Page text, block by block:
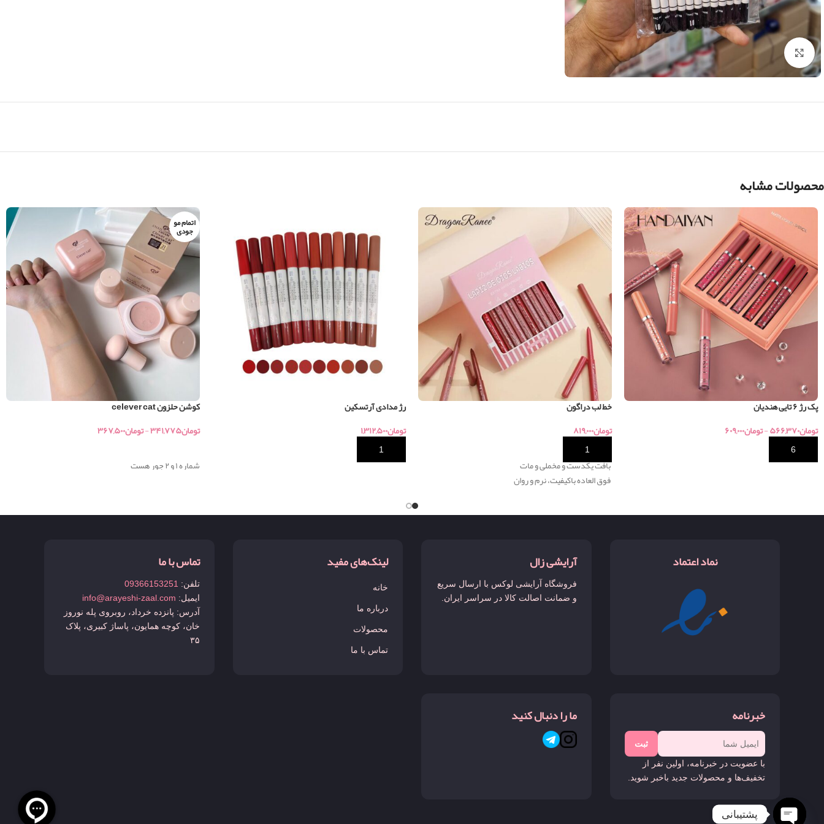
بزرگنمایی تصویر
محصولات مشابه
پک رژ ۶ تایی هندیان
تومان۵۶۶,۳۷۰-تومان۶۰۹,۰۰۰
خرید
خط لب دراگون
تومان۸۱۹,۰۰۰
خرید
بافت یکدست و مخملی و مات
فوق العاده باکیفیت، نرم و روان
رژ مدادی آرتسکین
تومان۱,۳۱۲,۵۰۰
خرید
اتمام مو
جودی
کوشن حلزون celever cat
تومان۳۴۱,۷۷۵-تومان۳۶۷,۵۰۰
شماره ۱ و ۲ جور هست
نماد اعتماد آرایشی زال
فروشگاه آرایشی لوکس با ارسال سریع
و ضمانت اصالت کالا در سراسر ایران.
لینک‌های مفید
خانه
درباره ما
محصولات
تماس با ما
تماس با ما
تلفن: 09366153251
ایمیل: info@arayeshi-zaal.com
آدرس: پانزده خرداد، روبروی پله نوروز
خان، کوچه همایون، پاساژ کبیری، پلاک
۳۵
خبرنامه
ثبت
با عضویت در خبرنامه، اولین نفر از
تخفیف‌ها و محصولات جدید باخبر شوید.
ما را دنبال کنید
پشتیبانی